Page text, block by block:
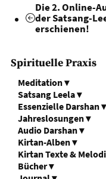
Die 2. Online-
der Satsang-
erschienen!
Spirituelle Praxis
Meditation▾
Satsang Leela▾
Essenzielle Darshan▾
Jahreslosungen▾
Audio Darshan▾
Kirtan-Alben▾
Kirtan Texte &
Bücher▾